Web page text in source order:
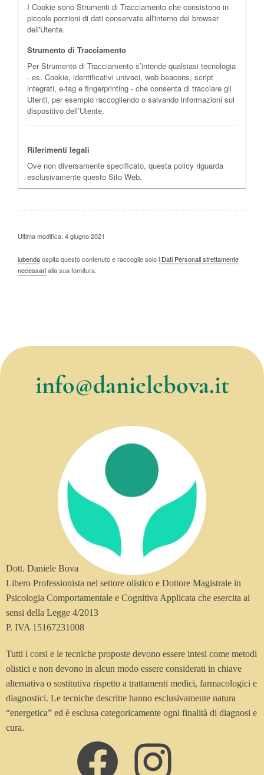
I Cookie sono Strumenti di Tracciamento che consistono in
piccole porzioni di dati conservate all'interno del browser
dell'Utente.
Strumento di Tracciamento
Per Strumento di Tracciamento s’intende qualsiasi tecnologia
- es. Cookie, identificativi univoci, web beacons, script
integrati, e-tag e fingerprinting - che consenta di tracciare gli
Utenti, per esempio raccogliendo o salvando informazioni sul
dispositivo dell’Utente.
Riferimenti legali
Ove non diversamente specificato, questa policy riguarda
esclusivamente questo Sito Web.
Ultima modifica: 4 giugno 2021
iubendaospita questo contenuto e raccoglie soloi Dati Personali strettamente
necessarialla sua fornitura.
info@danielebova.it
Dott. Daniele Bova
Libero Professionista nel settore olistico e Dottore Magistrale in
Psicologia Comportamentale e Cognitiva Applicata che esercita ai
sensi della Legge 4/2013
P. IVA 15167231008
Tutti i corsi e le tecniche proposte devono essere intesi come metodi
olistici e non devono in alcun modo essere considerati in chiave
alternativa o sostitutiva rispetto a trattamenti medici, farmacologici e
diagnostici. Le tecniche descritte hanno esclusivamente natura
“energetica” ed è esclusa categoricamente ogni finalità di diagnosi e
cura.